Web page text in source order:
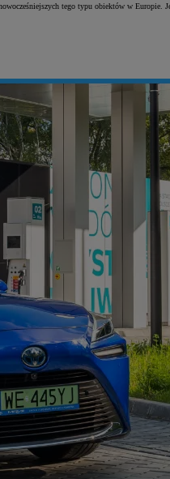
tego typu obiektów w Europie.